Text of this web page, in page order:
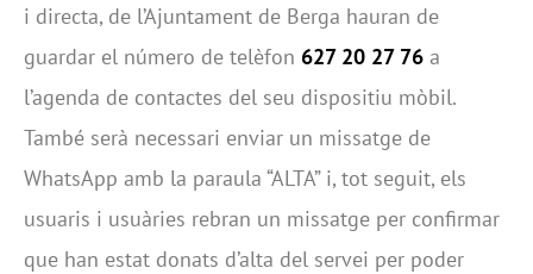
i directa, de l’Ajuntament de Berga hauran de
guardar el número de telèfon 627 20 27 76 a
l’agenda de contactes del seu dispositiu mòbil.
També serà necessari enviar un missatge de
WhatsApp amb la paraula “ALTA” i, tot seguit, els
usuaris i usuàries rebran un missatge per confirmar
que han estat donats d’alta del servei per poder